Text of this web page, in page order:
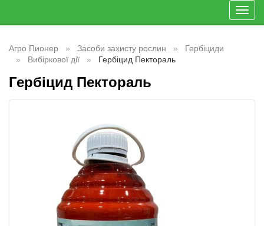
Агро Пионер Засоби захисту рослин
Гербіциди
Вибіркової дії
Гербіцид Пектораль
Гербіцид Пектораль